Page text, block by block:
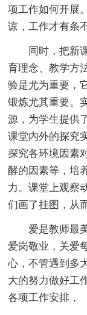
项工作如何开展
谅，工作才有条
同时，把新课
育理念、教学方
验是尤为重要，
锻炼尤其重要。
源，为学生提供
课堂内外的探究
探究各环境因素
酵的因素等，培
力。课堂上观察
们画了挂图，从
爱是教师最美
爱岗敬业，关爱
心，不管遇到多
大的努力做好工
各项工作安排，